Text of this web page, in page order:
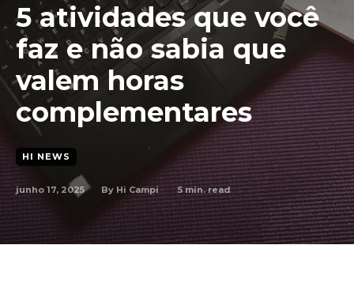
5 atividades que você
faz e não sabia que
valem horas
complementares
HI NEWS
junho 17, 2025 By Hi Campi 5min. read